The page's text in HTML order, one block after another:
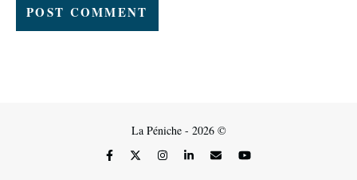
La Péniche - 2026 ©